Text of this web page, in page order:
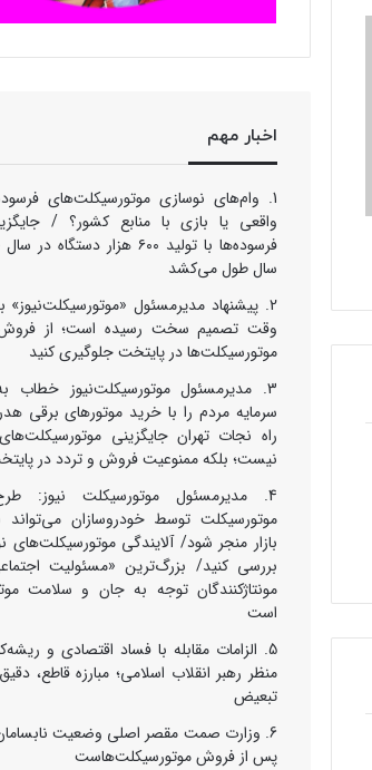
اخبار مهم
وام‌های نوسازی موتورسیکلت‌های
واقعی یا بازی با منابع کشور؟ /
سال طول می‌کشد
پیشنهاد مدیرمسئول
وقت تصمیم سخت رسیده است؛ از
موتورسیکلت‌ها در پایتخت جلوگیری کنید
مدیرمسئول موتورسیکلت‌نیوز خطاب
سرمایه مردم را با خرید موتورهای برقی
راه نجات تهران جایگزینی
نیست؛ بلکه ممنوعیت فروش و تردد در
مدیرمسئول موتورسیکلت نیوز:
موتورسیکلت توسط خودروسازان می‌تواند
بازار منجر شود/ آلایندگی موتورسیکلت‌های
بررسی کنید/ بزرگ‌ترین «مسئولیت
مونتاژکنندگان توجه به جان و سلامت
است
الزامات مقابله با فساد اقتصادی و
منظر رهبر انقلاب اسلامی؛ مبارزه قاطع،
تبعیض
وزارت صمت مقصر اصلی وضعیت
پس از فروش موتورسیکلت‌هاست